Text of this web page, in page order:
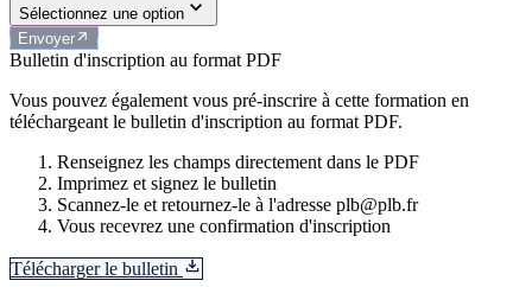
Sélectionnez une option
Envoyer
Bulletin d'inscription au format PDF
Vous pouvez également vous pré-inscrire à cette formation en
téléchargeant le bulletin d'inscription au format PDF.
Renseignez les champs directement dans le PDF
Imprimez et signez le bulletin
Scannez-le et retournez-le à l'adresse plb@plb.fr
Vous recevrez une confirmation d'inscription
Télécharger le bulletin